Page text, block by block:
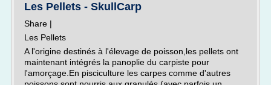
Les Pellets - SkullCarp
Share |
Les Pellets
A l'origine destinés à l'élevage de poisson,les pellets ont
maintenant intégrés la panoplie du carpiste pour
l'amorçage.En pisciculture les carpes comme d'autres